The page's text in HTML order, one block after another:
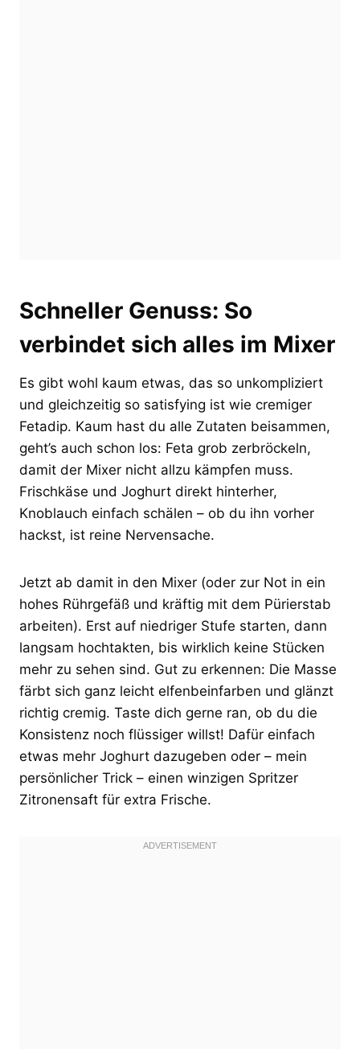
Schneller Genuss: So
verbindet sich alles im Mixer
Es gibt wohl kaum etwas, das so unkompliziert
und gleichzeitig so satisfying ist wie cremiger
Fetadip. Kaum hast du alle Zutaten beisammen,
geht’s auch schon los: Feta grob zerbröckeln,
damit der Mixer nicht allzu kämpfen muss.
Frischkäse und Joghurt direkt hinterher,
Knoblauch einfach schälen – ob du ihn vorher
hackst, ist reine Nervensache.
Jetzt ab damit in den Mixer (oder zur Not in ein
hohes Rührgefäß und kräftig mit dem Pürierstab
arbeiten). Erst auf niedriger Stufe starten, dann
langsam hochtakten, bis wirklich keine Stücken
mehr zu sehen sind. Gut zu erkennen: Die Masse
färbt sich ganz leicht elfenbeinfarben und glänzt
richtig cremig. Taste dich gerne ran, ob du die
Konsistenz noch flüssiger willst! Dafür einfach
etwas mehr Joghurt dazugeben oder – mein
persönlicher Trick – einen winzigen Spritzer
Zitronensaft für extra Frische.